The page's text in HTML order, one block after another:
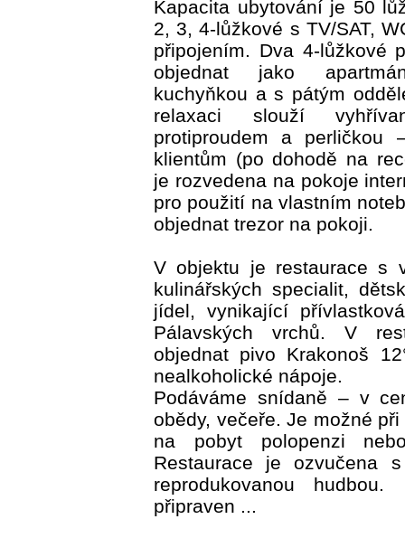
Kapacita ubytování je 50
2, 3, 4-lůžkové s TV/SAT,
připojením. Dva 4-lůžkové
objednat jako
kuchyňkou a s pátým
relaxaci slouží
protiproudem a perličkou
klientům (po dohodě na
je rozvedena na pokoje
pro použití na vlastním
objednat trezor na pokoji.
V objektu je restaurace s
kulinářských specialit,
jídel, vynikající
Pálavských vrchů. V
objednat pivo Krakonoš
nealkoholické nápoje.
Podáváme snídaně – v
obědy, večeře. Je možné
na pobyt polopenzi
Restaurace je ozvučena
reprodukovanou
připraven ...